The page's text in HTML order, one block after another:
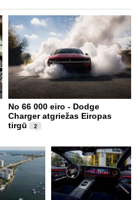
No 66 000 eiro - Dodge
Charger atgriežas Eiropas
tirgū
2